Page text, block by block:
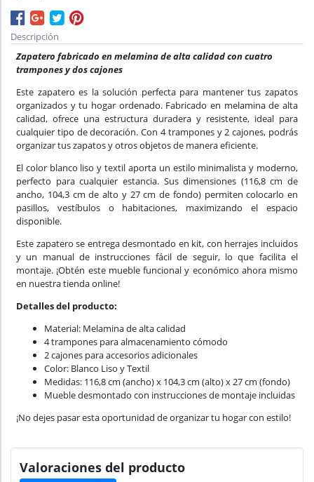
Descripción
Zapatero fabricado en melamina de alta calidad con cuatro
trampones y dos cajones
Este zapatero es la solución perfecta para mantener tus zapatos
organizados y tu hogar ordenado. Fabricado en melamina de alta
calidad, ofrece una estructura duradera y resistente, ideal para
cualquier tipo de decoración. Con 4 trampones y 2 cajones, podrás
organizar tus zapatos y otros objetos de manera eficiente.
El color blanco liso y textil aporta un estilo minimalista y moderno,
perfecto para cualquier estancia. Sus dimensiones (116,8 cm de
ancho, 104,3 cm de alto y 27 cm de fondo) permiten colocarlo en
pasillos, vestíbulos o habitaciones, maximizando el espacio
disponible.
Este zapatero se entrega desmontado en kit, con herrajes incluidos
y un manual de instrucciones fácil de seguir, lo que facilita el
montaje. ¡Obtén este mueble funcional y económico ahora mismo
en nuestra tienda online!
Detalles del producto:
Material: Melamina de alta calidad
4 trampones para almacenamiento cómodo
2 cajones para accesorios adicionales
Color: Blanco Liso y Textil
Medidas: 116,8 cm (ancho) x 104,3 cm (alto) x 27 cm (fondo)
Mueble desmontado con instrucciones de montaje incluidas
¡No dejes pasar esta oportunidad de organizar tu hogar con estilo!
Valoraciones del producto